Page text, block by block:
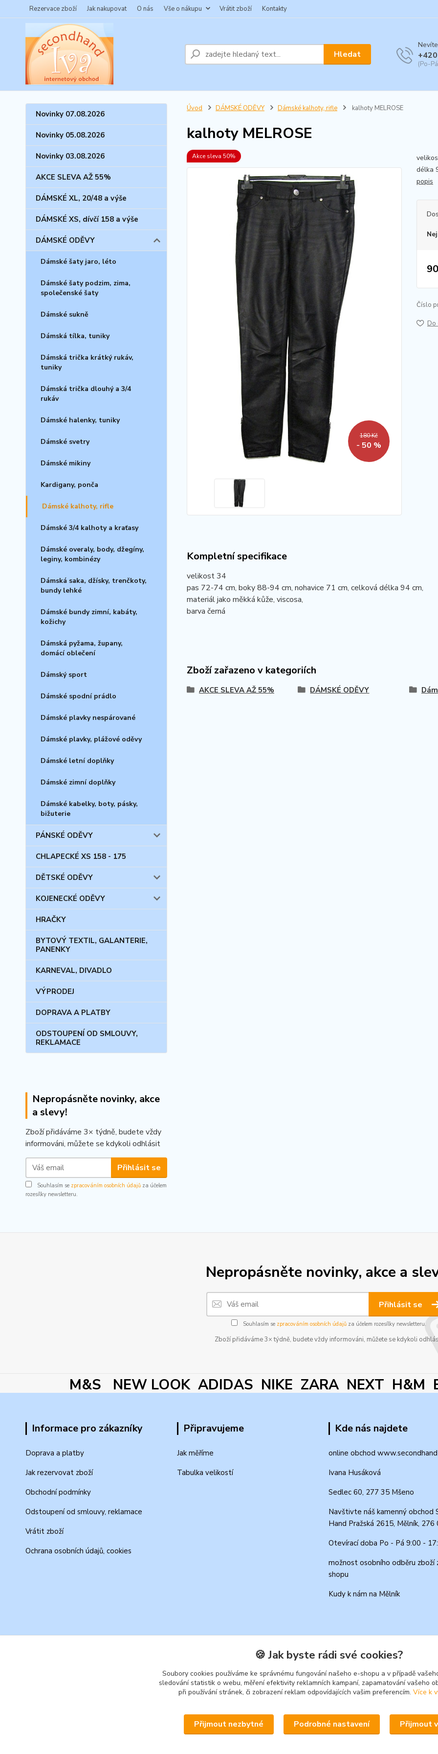
Rezervace zboží Jak nakupovat O nás Vše o nákupu Vrátit zboží Kontakty
Hledat
(Po-
Novinky 07.08.2026
Novinky 05.08.2026
Novinky 03.08.2026
AKCE SLEVA AŽ 55%
DÁMSKÉ XL, 20/48 a výše
DÁMSKÉ XS, dívčí 158 a výše
DÁMSKÉ ODĚVY
Dámské šaty jaro, léto
Dámské šaty podzim, zima,
společenské šaty
Dámské sukně
Dámská tílka, tuniky
Dámská trička krátký rukáv,
tuniky
Dámská trička dlouhý a 3/4
rukáv
Dámské halenky, tuniky
Dámské svetry
Dámské mikiny
Kardigany, ponča
Dámské kalhoty, rifle
Dámské 3/4 kalhoty a kraťasy
Dámské overaly, body, džegíny,
leginy, kombinézy
Dámská saka, džísky, trenčkoty,
bundy lehké
Dámské bundy zimní, kabáty,
kožichy
Dámská pyžama, župany,
domácí oblečení
Dámský sport
Dámské spodní prádlo
Dámské plavky nespárované
Dámské plavky, plážové oděvy
Dámské letní doplňky
Dámské zimní doplňky
Dámské kabelky, boty, pásky,
bižuterie
PÁNSKÉ ODĚVY
CHLAPECKÉ XS 158 - 175
DĚTSKÉ ODĚVY
KOJENECKÉ ODĚVY
HRAČKY
BYTOVÝ TEXTIL, GALANTERIE,
PANENKY
KARNEVAL, DIVADLO
VÝPRODEJ
DOPRAVA A PLATBY
ODSTOUPENÍ OD SMLOUVY,
REKLAMACE
Nepropásněte novinky, akce
a slevy!
Zboží přidáváme 3× týdně, budete vždy
informováni, můžete se kdykoli odhlásit
Přihlásit se
Souhlasím se zpracováním osobních údajů za účelem
rozesílky newsletteru.
Úvod DÁMSKÉ ODĚVY Dámské kalhoty, rifle kalhoty MELROSE
kalhoty MELROSE
Akce sleva 50%
180 Kč
- 50 %
délka
popis
Číslo
Do
Kompletní specifikace
velikost 34
pas 72-74 cm, boky 88-94 cm, nohavice 71 cm, celková délka 94 cm,
materiál jako měkká kůže, viscosa,
barva černá
Zboží zařazeno v kategoriích
AKCE SLEVA AŽ 55% DÁMSKÉ ODĚVY
Nepropásněte novinky, akce a
Přihlásit se
Souhlasím se zpracováním osobních údajůza účelem rozesílky newsletteru.
Zboží přidáváme 3× týdně, budete vždy informováni, můžete se kdykoli
M&S NEW LOOK ADIDAS NIKE ZARA NEXT H&M
Informace pro zákazníky
Doprava a platby
Jak rezervovat zboží
Obchodní podmínky
Odstoupení od smlouvy, reklamace
Vrátit zboží
Ochrana osobních údajů, cookies
Připravujeme
Jak měříme
Tabulka velikostí
Kde nás najdete
online obchod
Ivana Husáková
Sedlec 60, 277 35 Mšeno
Navštivte náš kamenný obchod
Hand Pražská 2615, Mělník, 276
Otevírací doba Po - Pá 9:00 -
možnost osobního odběru zboží
shopu
Kudy k nám na Mělník
🍪 Jak byste rádi své cookies?
Soubory cookies používáme ke správnému fungování našeho e-shopu a v případě
sledování statistik o webu, měření efektivity reklamních kampaní, zapamatování vašeho
při používání stránek, či zobrazení reklam odpovídajících vašim preferencím. Více k
Přijmout nezbytné Podrobné nastavení Přijmout